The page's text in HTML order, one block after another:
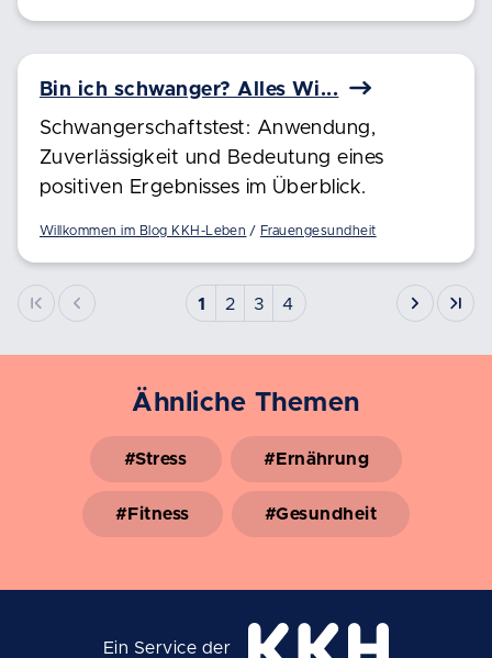
Bin ich schwanger? Alles Wi...
Schwangerschaftstest: Anwendung,
Zuverlässigkeit und Bedeutung eines
positiven Ergebnisses im Überblick.
Willkommen im Blog KKH-Leben Frauengesundheit
1 2 3 4
Ähnliche Themen
#Stress #Ernährung
#Fitness #Gesundheit
Ein Service der